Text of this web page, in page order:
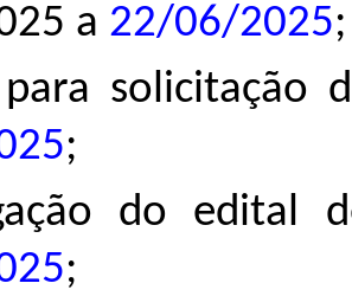
a 22/06/2025;
solicitação
;
do edital
;